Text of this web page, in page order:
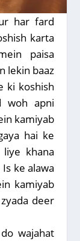
har fard
karta
paisa
lekin baaz
ki koshish
woh apni
kamiyab
hai ke
khana
ke alawa
kamiyab
deer
wajahat